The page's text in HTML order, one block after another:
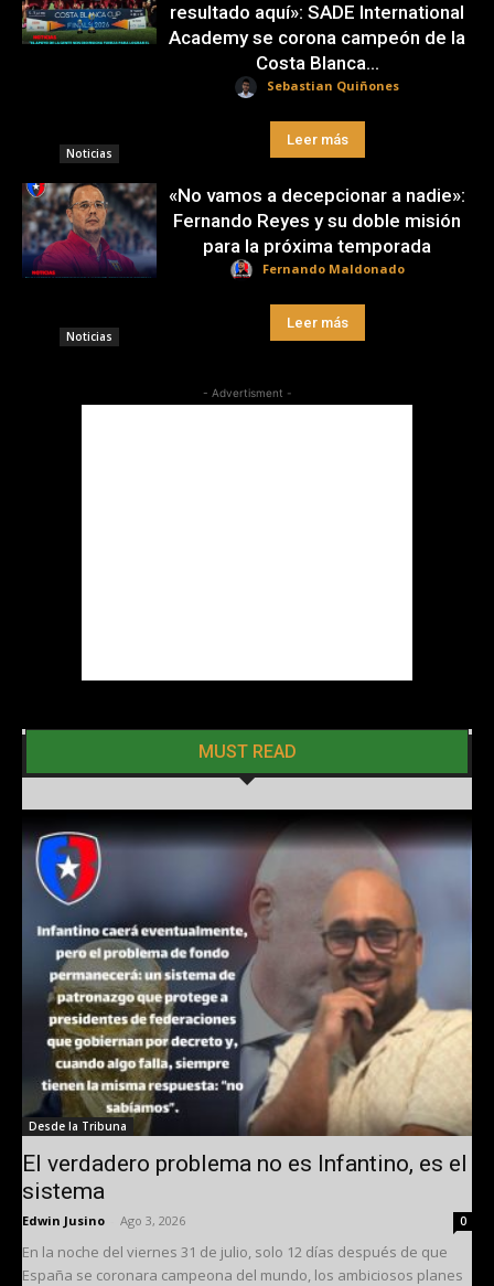
Noticias
resultado aquí»: SADE International
Academy se corona campeón de la
Costa Blanca...
Sebastian Quiñones
Leer más
Noticias
«No vamos a decepcionar a nadie»:
Fernando Reyes y su doble misión
para la próxima temporada
Fernando Maldonado
Leer más
- Advertisment -
MUST READ
Desde la Tribuna
El verdadero problema no es Infantino, es el
sistema
Edwin Jusino Ago 3, 2026 0
En la noche del viernes 31 de julio, solo 12 días después de que
España se coronara campeona del mundo, los ambiciosos planes